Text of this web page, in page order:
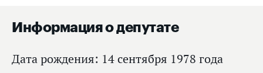
Информация о депутате
Дата рождения: 14 сентября 1978 года